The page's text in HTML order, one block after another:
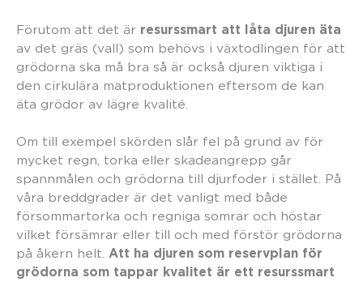
Förutom att det är resurssmart att låta djuren äta
av det gräs (vall) som behövs i växtodlingen för att
grödorna ska må bra så är också djuren viktiga i
den cirkulära matproduktionen eftersom de kan
äta grödor av lägre kvalité.
Om till exempel skörden slår fel på grund av för
mycket regn, torka eller skadeangrepp går
spannmålen och grödorna till djurfoder i stället. På
våra breddgrader är det vanligt med både
försommartorka och regniga somrar och höstar
vilket försämrar eller till och med förstör grödorna
på åkern helt. Att ha djuren som reservplan för
grödorna som tappar kvalitet är ett resurssmart